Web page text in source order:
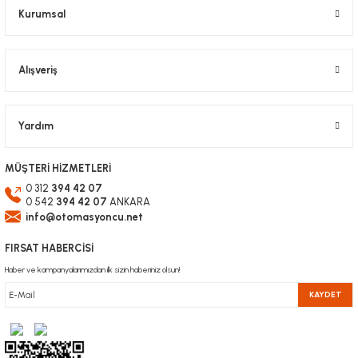
Kurumsal
Alışveriş
Yardım
MÜŞTERİ HİZMETLERİ
0 312 394 42 07
0 542 394 42 07 ANKARA
info@otomasyoncu.net
FIRSAT HABERCİSİ
Haber ve kampanyalarımızdan ilk sizin haberiniz olsun!
KAYDET